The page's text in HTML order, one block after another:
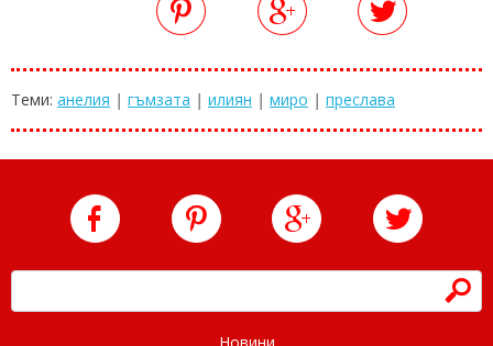
Теми: анелия | гъмзата | илиян | миро | преслава
h